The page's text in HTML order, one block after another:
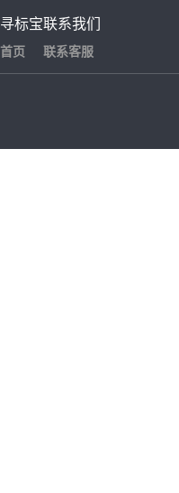
寻标宝
首页
联系我们
联系客服